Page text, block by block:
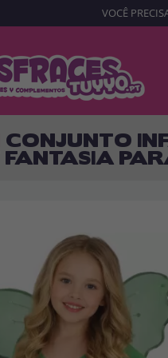
VOCÊ
CONJUNTO
FANTASIA